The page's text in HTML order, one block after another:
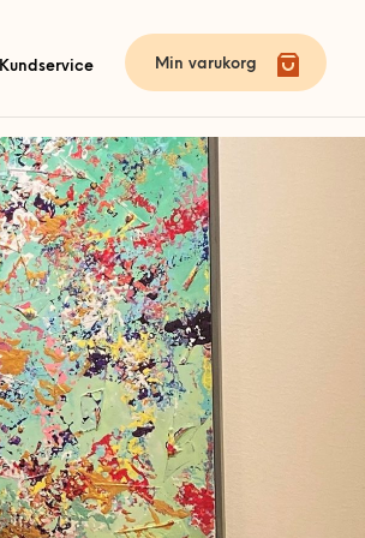
Kundservice Min varukorg